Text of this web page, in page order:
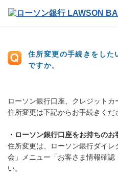
住所変更の手続きをした
ですか。
ローソン銀行口座、クレジット
住所変更は下記からお手続きくだ
・ローソン銀行口座をお持ちのお
住所変更は、ローソン銀行ダイ
会」メニュー「お客さま情報確認
い。